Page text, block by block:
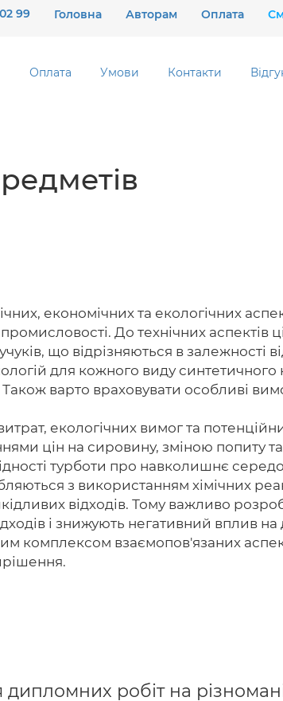
99 Головна Авторам Оплата
Оплата Умови Контакти
економічних та екологічних
До технічних аспектів
що відрізняються в залежності
для кожного виду синтетичного
варто враховувати особливі
екологічних вимог та
цін на сировину, зміною попиту та
турботи про навколишнє
з використанням хімічних
відходів. Тому важливо
і знижують негативний вплив на
комплексом взаємопов'язаних
робіт на
097
Головна
Авторам
Умови
Вхiд